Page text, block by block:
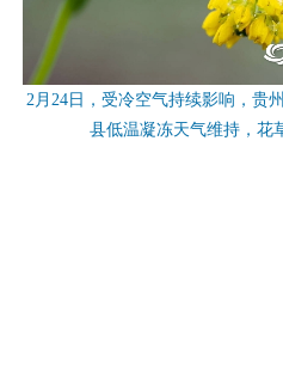
2月24日，受冷空气持续影响，贵
县低温凝冻天气维持，花